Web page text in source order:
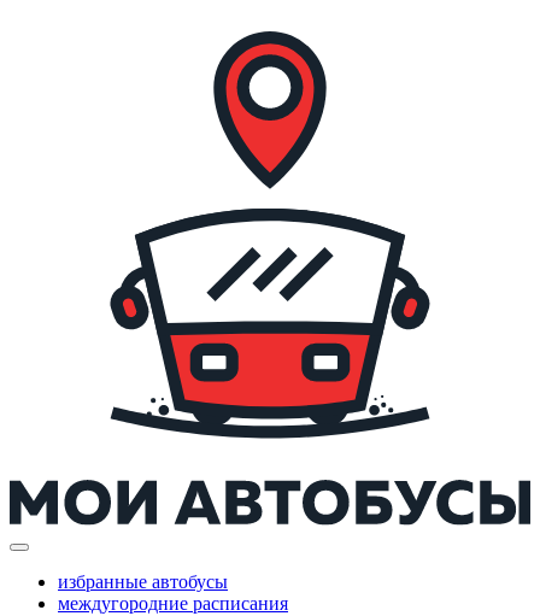
избранные автобусы
междугородние расписания